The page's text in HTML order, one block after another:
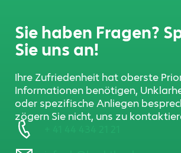
Sie haben Fragen?
Sie uns an!
Ihre Zufriedenheit hat oberste
Informationen benötigen,
oder spezifische Anliegen
zögern Sie nicht, uns zu